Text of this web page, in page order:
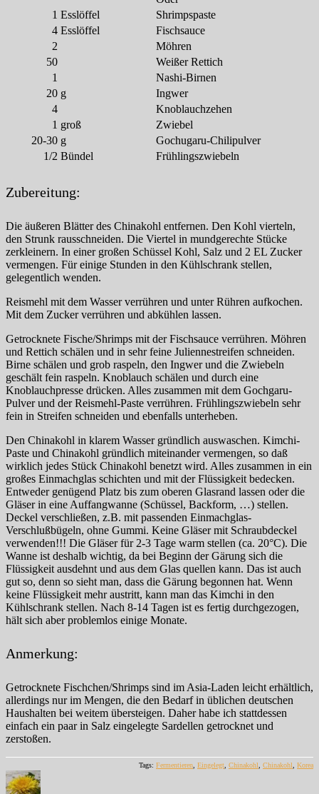
1 Esslöffel
Shrimpspaste
4 Esslöffel
Fischsauce
2
Möhren
50
Weißer Rettich
1
Nashi-Birnen
20 g
Ingwer
4
Knoblauchzehen
1 groß
Zwiebel
20-30 g
Gochugaru-Chilipulver
1/2 Bündel Frühlingszwiebeln
Zubereitung:
Die äußeren Blätter des Chinakohl entfernen. Den Kohl vierteln,
den Strunk rausschneiden. Die Viertel in mundgerechte Stücke
zerkleinern. In einer großen Schüssel Kohl, Salz und 2 EL Zucker
vermengen. Für einige Stunden in den Kühlschrank stellen,
gelegentlich wenden.
Reismehl mit dem Wasser verrühren und unter Rühren aufkochen.
Mit dem Zucker verrühren und abkühlen lassen.
Getrocknete Fische/Shrimps mit der Fischsauce verrühren. Möhren
und Rettich schälen und in sehr feine Juliennestreifen schneiden.
Birne schälen und grob raspeln, den Ingwer und die Zwiebeln
geschält fein raspeln. Knoblauch schälen und durch eine
Knoblauchpresse drücken. Alles zusammen mit dem Gochgaru-
Pulver und der Reismehl-Paste verrühren. Frühlingszwiebeln sehr
fein in Streifen schneiden und ebenfalls unterheben.
Den Chinakohl in klarem Wasser gründlich auswaschen. Kimchi-
Paste und Chinakohl gründlich miteinander vermengen, so daß
wirklich jedes Stück Chinakohl benetzt wird. Alles zusammen in ein
großes Einmachglas schichten und mit der Flüssigkeit bedecken.
Entweder genügend Platz bis zum oberen Glasrand lassen oder die
Gläser in eine Auffangwanne (Schüssel, Backform, …) stellen.
Deckel verschließen, z.B. mit passenden Einmachglas-
Verschlußbügeln, ohne Gummi. Keine Gläser mit Schraubdeckel
verwenden!!! Die Gläser für 2-3 Tage warm stellen (ca. 20°C). Die
Wanne ist deshalb wichtig, da bei Beginn der Gärung sich die
Flüssigkeit ausdehnt und aus dem Glas quellen kann. Das ist auch
gut so, denn so sieht man, dass die Gärung begonnen hat. Wenn
keine Flüssigkeit mehr austritt, kann man das Kimchi in den
Kühlschrank stellen. Nach 8-14 Tagen ist es fertig durchgezogen,
hält sich aber problemlos einige Monate.
Anmerkung:
Getrocknete Fischchen/Shrimps sind im Asia-Laden leicht erhältlich,
allerdings nur im Mengen, die den Bedarf in üblichen deutschen
Haushalten bei weitem übersteigen. Daher habe ich stattdessen
einfach ein paar in Salz eingelegte Sardellen getrocknet und
zerstoßen.
Tags: Fermentieren Eingelegt Chinakohl Chinakohl Korea